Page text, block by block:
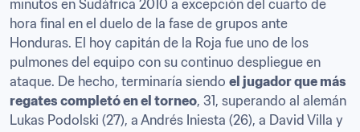
minutos en Sudáfrica 2010 a excepción del cuarto de
hora final en el duelo de la fase de grupos ante
Honduras. El hoy capitán de la Roja fue uno de los
pulmones del equipo con su continuo despliegue en
ataque. De hecho, terminaría siendo el jugador que más
regates completó en el torneo, 31, superando al alemán
Lukas Podolski (27), a Andrés Iniesta (26), a David Villa y